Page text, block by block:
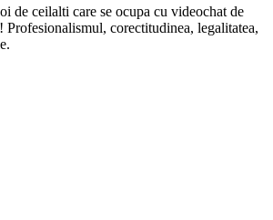
de ceilalti care se ocupa cu videochat de
Profesionalismul, corectitudinea, legalitatea,